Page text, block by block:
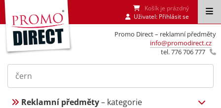
Promo Direct – reklamní předměty
info@promodirect.cz
tel. 776 706 777
Košík je prázdný
Uživatel: Přihlásit se
Reklamní předměty– kategorie